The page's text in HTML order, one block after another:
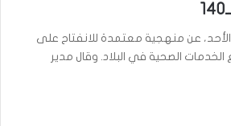
الأحد، عن منهجية معتمدة للانفتاح على
الصحية في البلاد. وقال مدير